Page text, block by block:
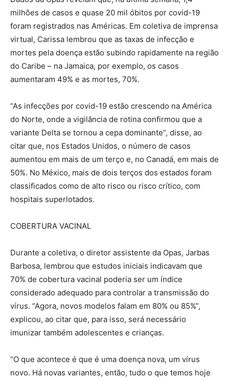
milhões de casos e quase 20 mil óbitos por covid-19
foram registrados nas Américas. Em coletiva de imprensa
virtual, Carissa lembrou que as taxas de infecção e
mortes pela doença estão subindo rapidamente na região
do Caribe – na Jamaica, por exemplo, os casos
aumentaram 49% e as mortes, 70%.
“As infecções por covid-19 estão crescendo na América
do Norte, onde a vigilância de rotina confirmou que a
variante Delta se tornou a cepa dominante”, disse, ao
citar que, nos Estados Unidos, o número de casos
aumentou em mais de um terço e, no Canadá, em mais de
50%. No México, mais de dois terços dos estados foram
classificados como de alto risco ou risco crítico, com
hospitais superlotados.
COBERTURA VACINAL
Durante a coletiva, o diretor assistente da Opas, Jarbas
Barbosa, lembrou que estudos iniciais indicavam que
70% de cobertura vacinal poderia ser um índice
considerado adequado para controlar a transmissão do
vírus. “Agora, novos modelos falam em 80% ou 85%”,
explicou, ao citar que, para isso, será necessário
imunizar também adolescentes e crianças.
“O que acontece é que é uma doença nova, um vírus
novo. Há novas variantes, então, tudo o que temos hoje